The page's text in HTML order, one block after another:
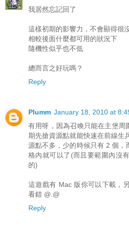
我居然忘記回了
這樣初期的影響力，不會顯得很
相較後面什麼都可用的狀況下
隨機性似乎也不低
總而言之好玩嗎？
Reply
Plumm January 18, 2010 at
有用呀，因為召喚只能在主堡周
期先搶資源點就能快速在前線生
源點不多，少的時候只有 2 個，
格內就可以了(而且要範圍內沒
的)
這遊戲有 Mac 版你可以下載，
看錯 @.@
Reply